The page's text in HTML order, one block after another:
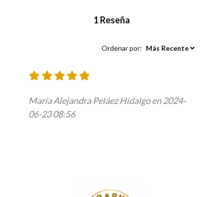
1 Reseña
Ordenar por: Más Recente
María Alejandra Peláez Hidalgo en 2024-
06-23 08:56